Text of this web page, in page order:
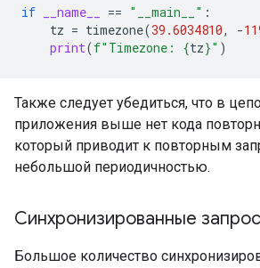
if __name__ == "__main__" :
tz = timezone(39.6034810, -
print(f"Timezone: {tz}" )
Также следует убедиться, что в
приложения выше нет кода
который приводит к повторным
небольшой периодичностью.
Синхронизированные
Большое количество